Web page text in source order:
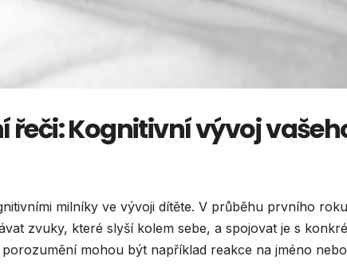
řeči: Kognitivní vývoj
milníky ve vývoji dítěte. V průběhu prvního roku
zvuky, které slyší kolem sebe, a spojovat je s
mohou být například reakce na jméno nebo